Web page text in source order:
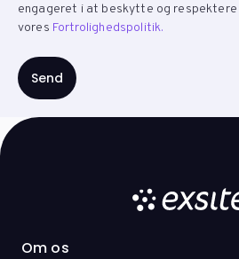
engageret i at beskytte og
vores Fortrolighedspolitik.
Om os